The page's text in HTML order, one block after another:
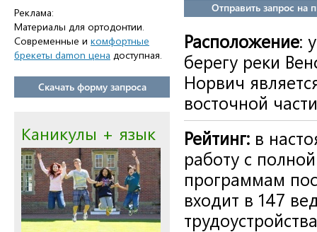
Реклама:
Материалы для ортодонтии.
Современные и комфортные
брекеты damon цена доступная.
Скачать форму запроса
Каникулы + язык
Отправить запрос на
Расположение:
берегу реки
Норвич
восточной
Рейтинг: в
работу с
программам
входит в 147